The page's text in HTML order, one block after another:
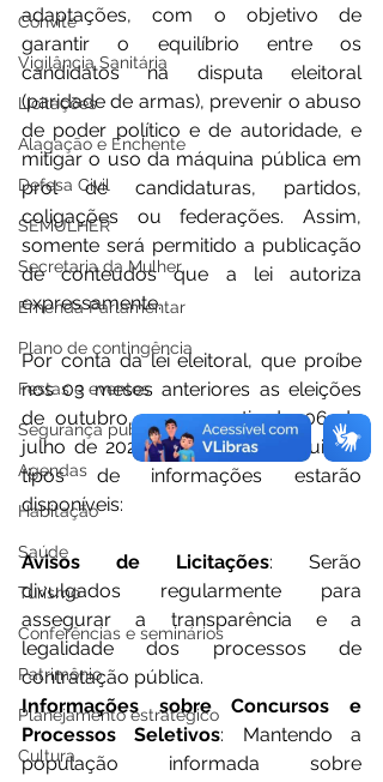
Convite
Vigilância Sanitária
Licitações
Alagação e Enchente
Defesa Civil
SEMULHER
Secretaria da Mulher
Emenda Parlamentar
Plano de contingência
Festas e eventos
Segurança pública
Agendas
Habitação
Saúde
Turismo
Conferências e seminários
Patrimônio
Planejamento estratégico
Cultura
adaptações, com o objetivo de
garantir o equilíbrio entre os
candidatos na disputa eleitoral
(paridade de armas), prevenir o abuso
de poder político e de autoridade, e
mitigar o uso da máquina pública em
prol de candidaturas, partidos,
coligações ou federações. Assim,
somente será permitido a publicação
de conteúdos que a lei autoriza
expressamente.
Por conta da lei eleitoral, que proíbe
nos 03 meses anteriores as eleições
de outubro, que a partir de 06 de
julho de 2024, somente os seguintes
tipos de informações estarão
disponíveis:
Avisos de Licitações: Serão
divulgados regularmente para
assegurar a transparência e a
legalidade dos processos de
contratação pública.
Informações sobre Concursos e
Processos Seletivos: Mantendo a
população informada sobre